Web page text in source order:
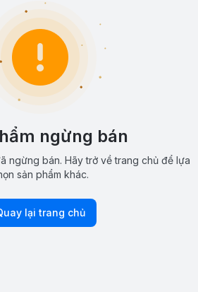
ngừng bán
ngừng bán. Hãy trở về trang chủ để lựa
sản phẩm khác.
lại trang chủ